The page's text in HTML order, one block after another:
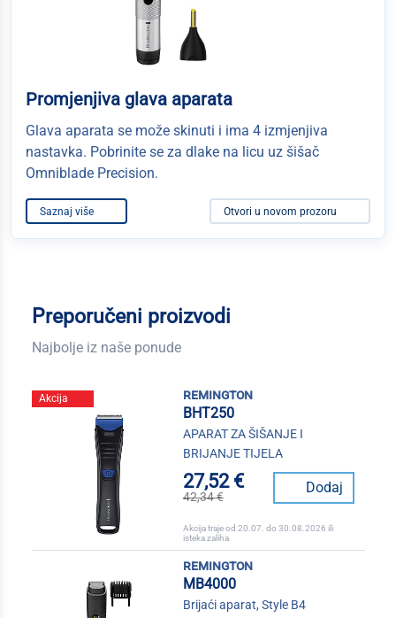
Promjenjiva glava aparata
Glava aparata se može skinuti i ima 4 izmjenjiva
nastavka. Pobrinite se za dlake na licu uz šišač
Omniblade Precision.
Saznaj više Otvori u novom prozoru
Preporučeni proizvodi
Najbolje iz naše ponude
Akcija
remington
BHT250
APARAT ZA ŠIŠANJE I
BRIJANJE TIJELA
27,52 €
42,34 €
Dodaj
Akcija traje od 20.07. do 30.08.2026 ili
isteka zaliha
remington
MB4000
Brijaći aparat, Style B4